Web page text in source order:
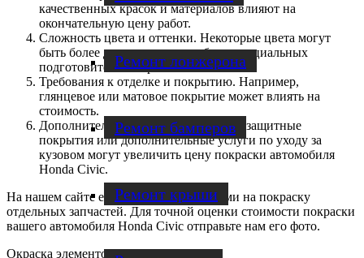
Ремонт лонжерона
Ремонт бамперов
Ремонт крыши
качественных красок и материалов влияют на
окончательную цену работ.
Сложность цвета и оттенки. Некоторые цвета могут
быть более дорогими или требуют специальных
подготовительных работ.
Требования к отделке и покрытию. Например,
глянцевое или матовое покрытие может влиять на
стоимость.
Дополнительные услуги. Например, защитные
покрытия или дополнительные услуги по уходу за
кузовом могут увеличить цену покраски автомобиля
Honda Civic.
На нашем сайте есть прайс-лист с ценами на покраску
отдельных запчастей. Для точной оценки стоимости покраски
вашего автомобиля Honda Civic отправьте нам его фото.
Окраска элементов